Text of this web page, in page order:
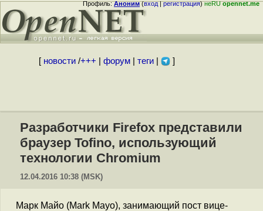
Профиль:Аноним(вход|регистрация)неRUopennet.me
[ новости/+++ форум| теги| ]
Разработчики Firefox представили
браузер Tofino, использующий
технологии Chromium
12.04.2016 10:38 (MSK)
Марк Майо (Mark Mayo), занимающий пост вице-